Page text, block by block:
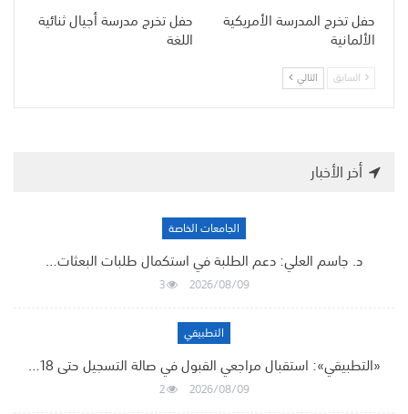
حفل تخرج المدرسة الأمريكية
الألمانية
حفل تخرج مدرسة أجيال ثنائية
اللغة
السابق التالي
أخر الأخبار
الجامعات الخاصة
د. جاسم العلي: دعم الطلبة في استكمال طلبات البعثات…
2026/08/09
3
التطبيقي
«التطبيقي»: استقبال مراجعي القبول في صالة التسجيل حتى 18…
2026/08/09
2